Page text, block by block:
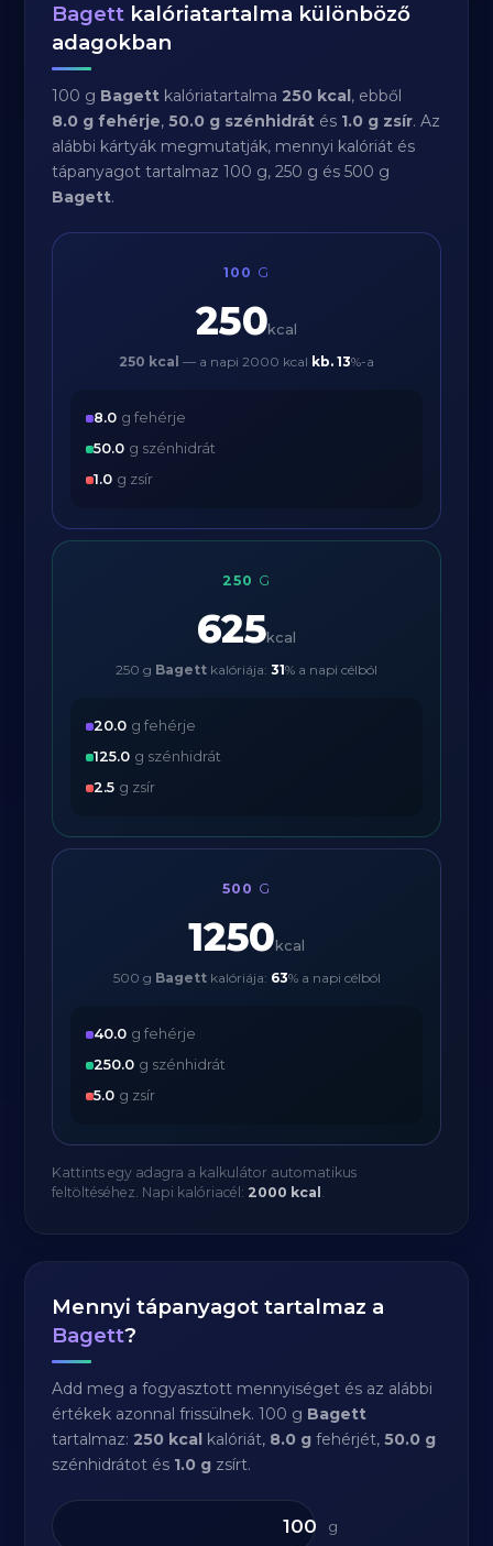
Bagett kalóriatartalma különböző
adagokban
100 g Bagett kalóriatartalma250 kcal, ebből
8.0 g fehérje,50.0 g szénhidrát és 1.0 g zsír. Az
alábbi kártyák megmutatják, mennyi kalóriát és
tápanyagot tartalmaz 100 g, 250 g és 500 g
Bagett.
100 G
250kcal
250 kcal — a napi 2000 kcal kb. 13%-a
8.0 g fehérje
50.0 g szénhidrát
1.0 g zsír
250 G
625kcal
250 g Bagett kalóriája: 31% a napi célból
20.0 g fehérje
125.0 g szénhidrát
2.5 g zsír
500 G
1250 kcal
500 g Bagettkalóriája: 63% a napi célból
40.0 g fehérje
250.0 g szénhidrát
5.0 g zsír
Kattints egy adagra a kalkulátor automatikus
feltöltéséhez. Napi kalóriacél: 2000 kcal .
Mennyi tápanyagot tartalmaz a
Bagett?
Add meg a fogyasztott mennyiséget és az alábbi
értékek azonnal frissülnek. 100 g Bagett
tartalmaz:250 kcal kalóriát, 8.0 g fehérjét,50.0 g
szénhidrátot és 1.0 g zsírt.
g